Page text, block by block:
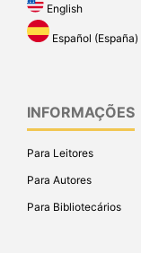
English
Español (España)
INFORMAÇÕES
Para Leitores
Para Autores
Para Bibliotecários